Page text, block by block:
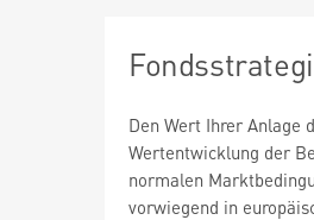
Den Wert Ihrer Anlage
Wertentwicklung der
normalen
vorwiegend in